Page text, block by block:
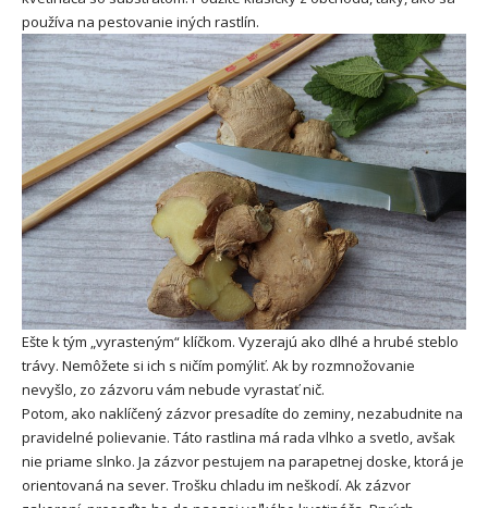
používa na pestovanie iných rastlín.
Ešte k tým „vyrasteným“ klíčkom. Vyzerajú ako dlhé a hrubé steblo
trávy. Nemôžete si ich s ničím pomýliť. Ak by rozmnožovanie
nevyšlo, zo zázvoru vám nebude vyrastať nič.
Potom, ako naklíčený zázvor presadíte do zeminy, nezabudnite na
pravidelné polievanie. Táto rastlina má rada vlhko a svetlo, avšak
nie priame slnko. Ja zázvor pestujem na parapetnej doske, ktorá je
orientovaná na sever. Trošku chladu im neškodí. Ak zázvor